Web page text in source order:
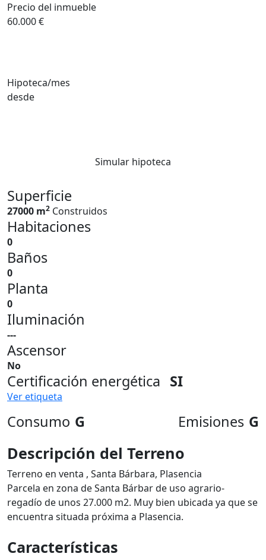
Precio del inmueble
60.000 €
Hipoteca/mes
desde
Simular hipoteca
Superficie
27000 m2 Construidos
Habitaciones
0
Baños
0
Planta
0
Iluminación
---
Ascensor
No
Certificación energética SI
Ver etiqueta
Consumo G Emisiones G
Descripción del Terreno
Terreno en venta , Santa Bárbara, Plasencia
Parcela en zona de Santa Bárbar de uso agrario-
regadío de unos 27.000 m2. Muy bien ubicada ya que se
encuentra situada próxima a Plasencia.
Características